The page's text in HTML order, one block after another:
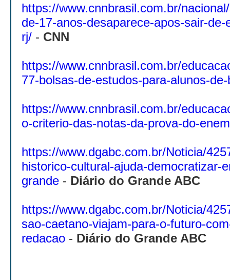
https://www.cnnbrasil.com.br/
de-17-anos-desaparece-apos-sair-
rj/ - CNN
https://www.cnnbrasil.com.br/
77-bolsas-de-estudos-para-alunos-
https://www.cnnbrasil.com.br/
o-criterio-das-notas-da-prova-do-
https://www.dgabc.com.br/Noticia/
historico-cultural-ajuda-democratizar-
grande - Diário do Grande ABC
https://www.dgabc.com.br/Noticia/
sao-caetano-viajam-para-o-futuro-
redacao - Diário do Grande ABC